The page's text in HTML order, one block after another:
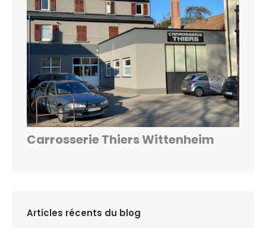
Carrosserie Thiers Wittenheim
Articles récents du blog